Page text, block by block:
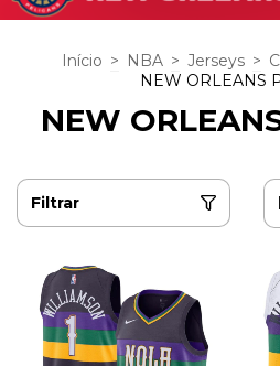
Início > NBA > Jerseys >
NEW ORLEANS
NEW
Filtrar